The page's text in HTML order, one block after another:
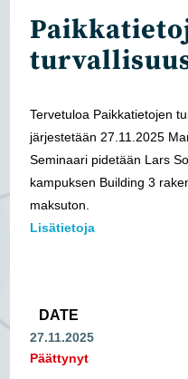
Tervetuloa Paikkatietojen
järjestetään 27.11.2025
Seminaari pidetään Lars
kampuksen Building 3
maksuton.
Lisätietoja
DATE
27.11.2025
Päättynyt